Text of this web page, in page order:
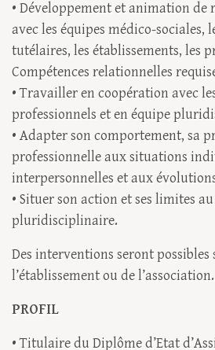
• Développement et animation de
avec les équipes médico-sociales,
tutélaires, les établissements, les
Compétences relationnelles
• Travailler en coopération avec
professionnels et en équipe
• Adapter son comportement, sa
professionnelle aux situations
interpersonnelles et aux
• Situer son action et ses limites
pluridisciplinaire.
Des interventions seront possibles
l’établissement ou de l’association.
PROFIL
• Titulaire du Diplôme d’Etat